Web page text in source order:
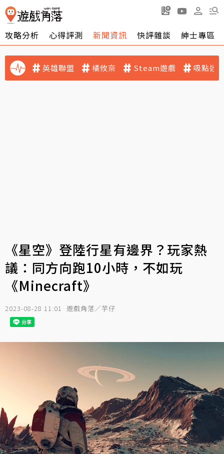
攻略分析 心得評測 新聞資訊 快評雜談 紳士專區
英雄聯盟 橘攸奈 Steam遊戲 吸點迷
《星空》登陸行星有邊界？玩家熱
議：同方向跑10小時，不如玩
《Minecraft》
2023-08-28 11:01 遊戲角落／芋仔